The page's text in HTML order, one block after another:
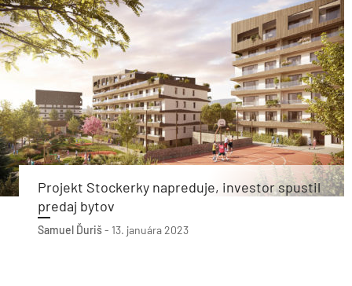
Projekt Stockerky napreduje, investor spustil
predaj bytov
Samuel Ďuriš- 13. januára 2023